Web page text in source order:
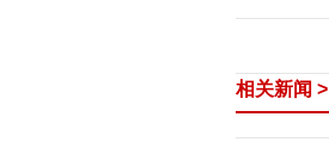
相关新闻 >